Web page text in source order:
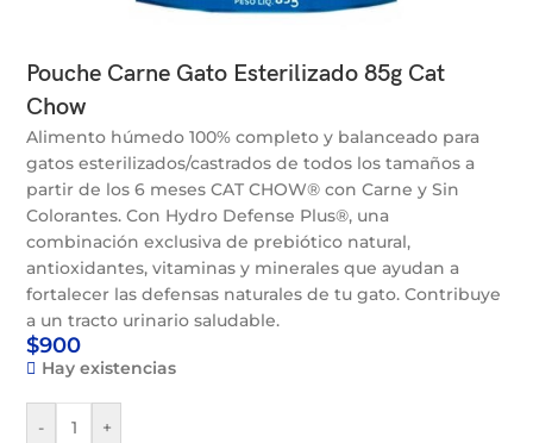
Pouche Carne Gato Esterilizado 85g Cat
Chow
Alimento húmedo 100% completo y balanceado para
gatos esterilizados/castrados de todos los tamaños a
partir de los 6 meses CAT CHOW® con Carne y Sin
Colorantes. Con Hydro Defense Plus®, una
combinación exclusiva de prebiótico natural,
antioxidantes, vitaminas y minerales que ayudan a
fortalecer las defensas naturales de tu gato. Contribuye
a un tracto urinario saludable.
$900
Hay existencias
- +